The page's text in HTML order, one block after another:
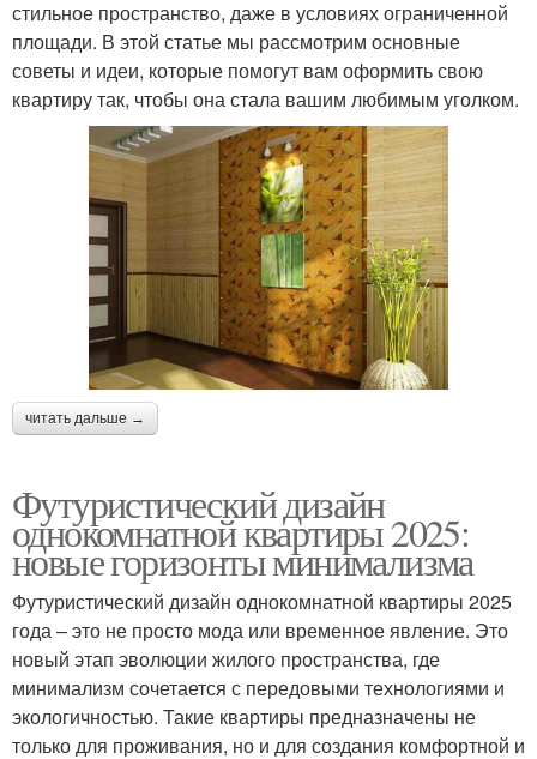
стильное пространство, даже в условиях ограниченной
площади. В этой статье мы рассмотрим основные
советы и идеи, которые помогут вам оформить свою
квартиру так, чтобы она стала вашим любимым уголком.
читать дальше →
Футуристический дизайн
однокомнатной квартиры 2025:
новые горизонты минимализма
Футуристический дизайн однокомнатной квартиры 2025
года – это не просто мода или временное явление. Это
новый этап эволюции жилого пространства, где
минимализм сочетается с передовыми технологиями и
экологичностью. Такие квартиры предназначены не
только для проживания, но и для создания комфортной и